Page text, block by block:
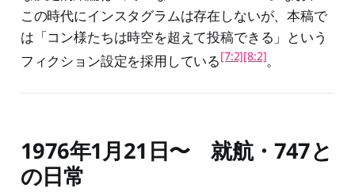
この時代にインスタグラムは存在しないが、本稿で
は「コン様たちは時空を超えて投稿できる」という
フィクション設定を採用している[7:2][8:2]。
1976年1月21日〜 就航・747と
の日常